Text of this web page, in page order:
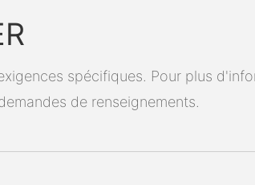
spécifiques. Pour plus
de renseignements.